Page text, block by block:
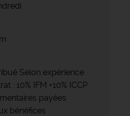
Selon expérience
: 10% IFM +10% ICCP
payées
bénéfices